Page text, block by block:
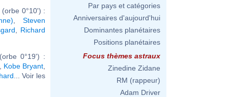
0°10') :
,Steven
Richard
0°19') :
Kobe Bryant
... Voir les
Par pays et catégories
Anniversaires d'aujourd'hui
Dominantes planétaires
Positions planétaires
Focus thèmes astraux
Zinedine Zidane
RM (rappeur)
Adam Driver